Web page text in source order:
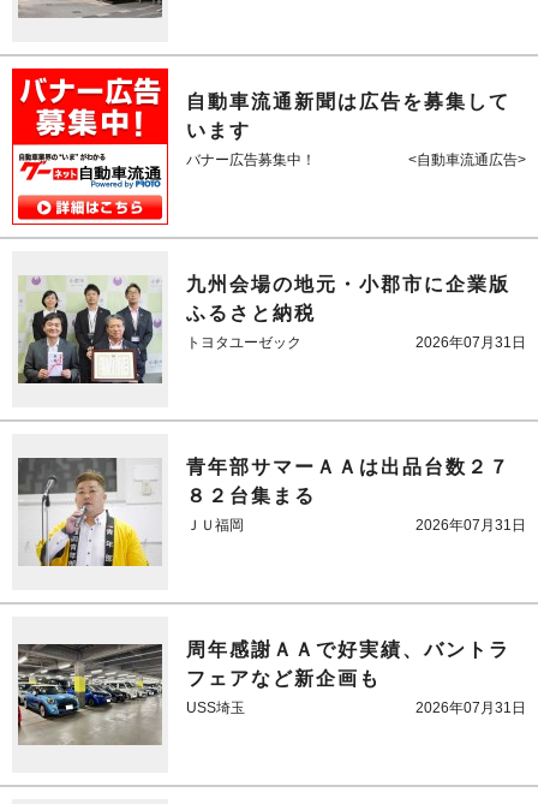
自動車流通新聞は広告を募集して
います
バナー広告募集中！ <自動車流通広告>
九州会場の地元・小郡市に企業版
ふるさと納税
トヨタユーゼック 2026年07月31日
青年部サマーＡＡは出品台数２７
８２台集まる
ＪＵ福岡 2026年07月31日
周年感謝ＡＡで好実績、バントラ
フェアなど新企画も
USS埼玉 2026年07月31日